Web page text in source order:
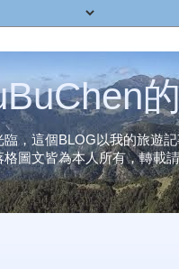
臨，這個BLOG以我的旅遊
格圖文皆為本人所有，轉載